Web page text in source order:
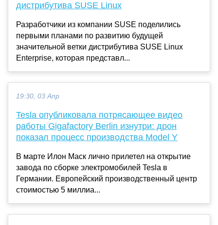
дистрибутива SUSE Linux
Разработчики из компании SUSE поделились
первыми планами по развитию будущей
значительной ветки дистрибутива SUSE Linux
Enterprise, которая представл...
19:30, 03 Апр
Tesla опубликовала потрясающее видео
работы Gigafactory Berlin изнутри: дрон
показал процесс производства Model Y
В марте Илон Маск лично прилетел на открытие
завода по сборке электромобилей Tesla в
Германии. Европейский производственный центр
стоимостью 5 миллиа...